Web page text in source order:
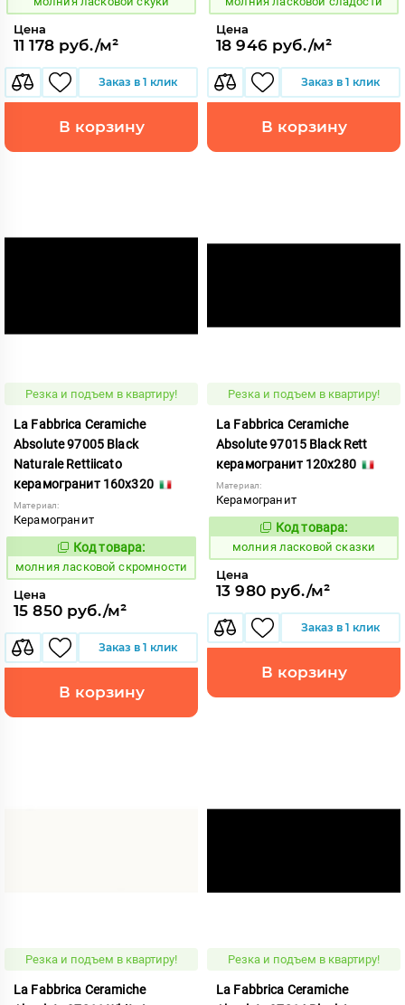
Цена
11 178 руб./м²
Заказ в 1 клик
В корзину
Цена
18 946 руб./м²
Заказ в 1 клик
В корзину
Резка и подъем в квартиру!
La Fabbrica Ceramiche
Absolute 97005 Black
Naturale Rettiicato
керамогранит 160x320
Материал:
Керамогранит
1005343
Код товара:
молния ласковой скромности
Цена
15 850 руб./м²
Заказ в 1 клик
В корзину
Резка и подъем в квартиру!
La Fabbrica Ceramiche
Absolute 97015 Black Rett
керамогранит 120x280
Материал:
Керамогранит
1005340
Код товара:
молния ласковой сказки
Цена
13 980 руб./м²
Заказ в 1 клик
В корзину
Резка и подъем в квартиру!
La Fabbrica Ceramiche
Резка и подъем в квартиру!
La Fabbrica Ceramiche